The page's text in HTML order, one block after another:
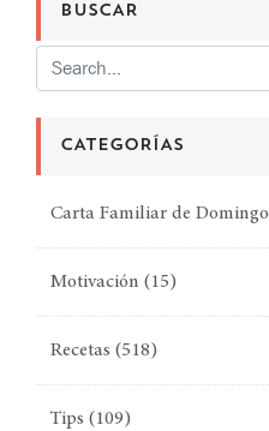
BUSCAR
CATEGORÍAS
Carta Familiar de Domingo
Motivación (15)
Recetas (518)
Tips (109)